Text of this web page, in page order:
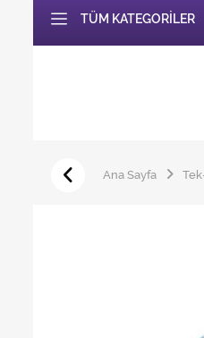
TÜM KATEGORILER
Ana Sayfa